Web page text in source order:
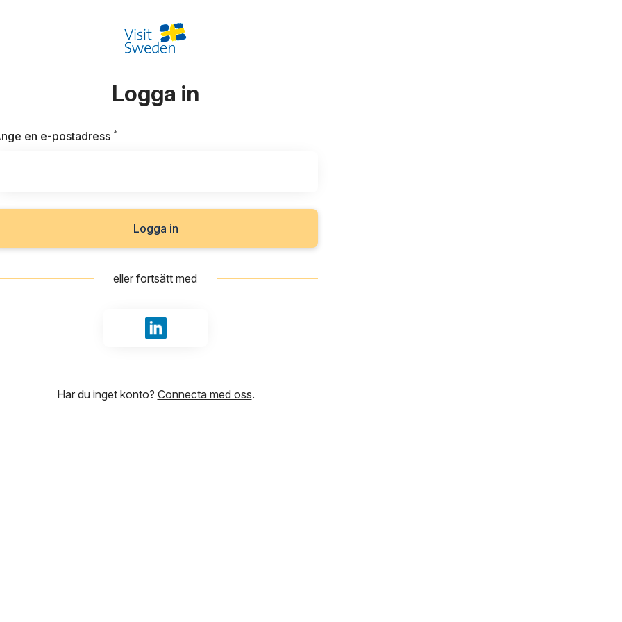
Logga in
en e-postadress *
Logga in
eller fortsätt med
Logga in med LinkedIn
Har du inget konto? Connecta med oss.